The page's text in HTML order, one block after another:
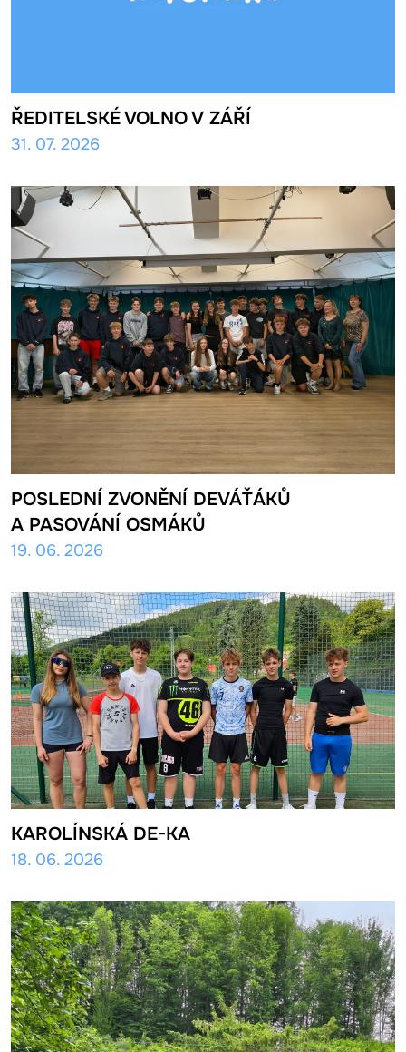
ŘEDITELSKÉ VOLNO V ZÁŘÍ
31. 07. 2026
POSLEDNÍ ZVONĚNÍ DEVÁŤÁKŮ
A PASOVÁNÍ OSMÁKŮ
19. 06. 2026
KAROLÍNSKÁ DE-KA
18. 06. 2026